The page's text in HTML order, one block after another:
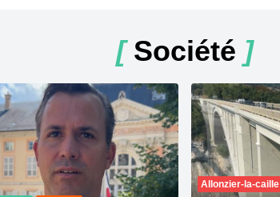
[Société ]
Allonzier-la-caille